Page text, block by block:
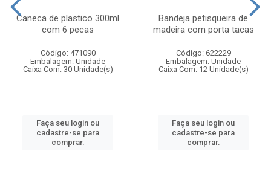
Caneca de plastico 300ml
com 6 pecas
Código: 471090
Embalagem: Unidade
Caixa Com: 30 Unidade(s)
Faça seu login ou
cadastre-se para
comprar.
Bandeja petisqueira de
madeira com porta tacas
Código: 622229
Embalagem: Unidade
Caixa Com: 12 Unidade(s)
Faça seu login ou
cadastre-se para
comprar.